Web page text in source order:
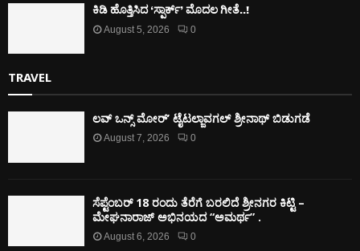
ಕಿಡಿ‌‌ ಹೊತ್ತಿಸಿದ ‘ಸ್ಪಾರ್ಕ್’ ಮೊದಲ‌ ಗೀತೆ..!
August 5, 2026 0
TRAVEL
ಲವ್ ಒನ್ಸ್ ಮೋರ್’ ಟೈಟಲ್ಜಾವಗಲ್ ಶ್ರೀನಾಥ್ ಬಿಡುಗಡೆ
August 7, 2026 0
ಸೆಪ್ಟೆಂಬರ್ 18 ರಂದು ತೆರೆಗೆ ಬರಲಿದೆ ಶ್ರೀನಗರ ಕಿಟ್ಟಿ –
ಮೇಘನಾರಾಜ್ ಅಭಿನಯದ “ಅಮರ್ಥ” .
August 6, 2026 0